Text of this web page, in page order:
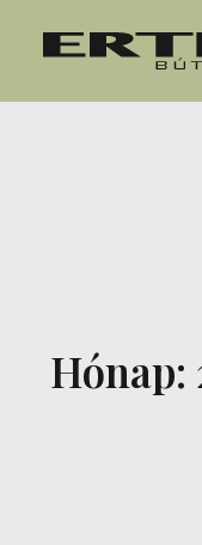
Hónap: